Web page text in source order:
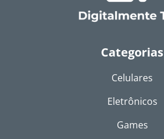
Categorias
Celulares
Eletrônicos
Games